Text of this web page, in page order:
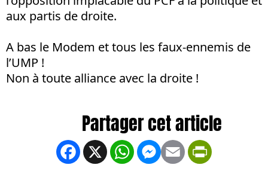
aux partis de droite.
A bas le Modem et tous les faux-ennemis de
l’UMP !
Non à toute alliance avec la droite !
Facebook
X WhatsApp
Messenger
Email